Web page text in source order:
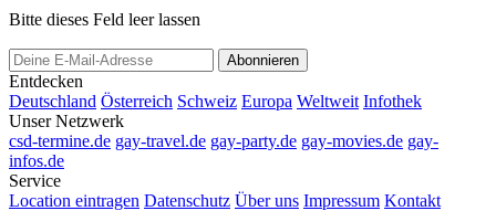
Bitte dieses Feld leer lassen
Abonnieren
Entdecken
Deutschland Österreich Schweiz Europa Weltweit Infothek
Unser Netzwerk
csd-termine.de gay-travel.de gay-party.de gay-movies.de gay-
infos.de
Service
Location eintragen Datenschutz Über uns Impressum Kontakt